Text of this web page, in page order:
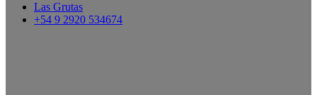
Las Grutas
+54 9 2920 534674